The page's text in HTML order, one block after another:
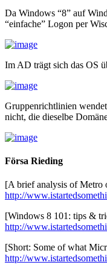
Da Windows “8” auf
“einfache” Logon per
Im AD trägt sich das OS
Gruppenrichtlinien
nicht, die dieselbe
Försa Rieding
[A brief analysis of Metro
http://
[Windows 8 101: tips &
http://
[Short: Some of what
http://